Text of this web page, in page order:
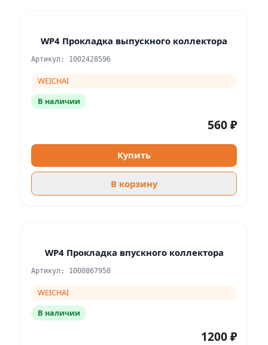
WP4 Прокладка выпускного коллектора
Артикул: 1002428596
WEICHAI
В наличии
560 ₽
Купить
В корзину
WP4 Прокладка впускного коллектора
Артикул: 1000867950
WEICHAI
В наличии
1200 ₽